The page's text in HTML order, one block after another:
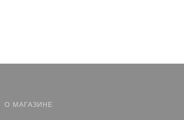
О МАГАЗИНЕ